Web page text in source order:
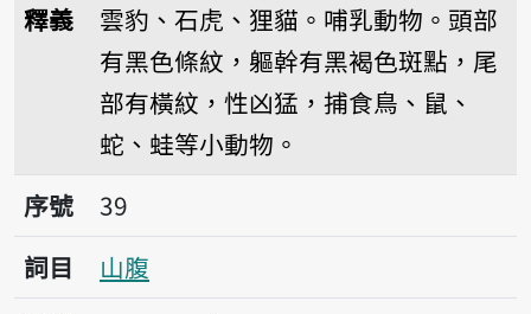
釋義
雲豹、石虎、狸貓。哺乳動物。頭部
有黑色條紋，軀幹有黑褐色斑點，尾
部有橫紋，性凶猛，捕食鳥、鼠、
蛇、蛙等小動物。
序號39山腹
序號
39
詞目
山腹